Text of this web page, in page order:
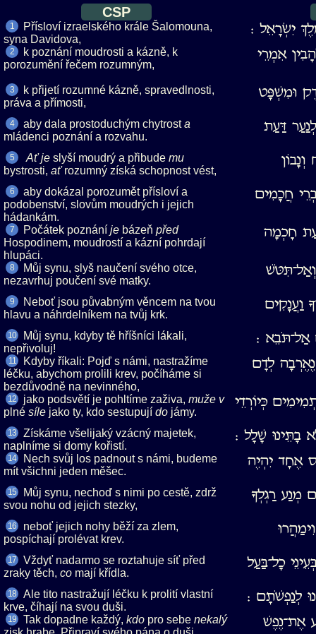
CSP
1
Přísloví izraelského krále Šalomouna,
syna Davidova,
יִשְׂרָאֵל ׃
2
k poznání moudrosti a kázně, k
porozumění řečem rozumným,
אִמְרֵי
3
k přijetí rozumné kázně, spravedlnosti,
práva a přímosti,
וּמִשְׁפָּט
4
aby dala prostoduchým chytrost
mládenci poznání a rozvahu.
דַּעַת
5
slyší moudrý a přibude
bystrosti,
rozumný získá schopnost vést,
6
aby dokázal porozumět přísloví a
podobenství, slovům moudrých i jejich
hádankám.
חֲכָמִים
7 Počátek poznání
bázeň
Hospodinem, moudrostí a kázní pohrdají
hlupáci.
חָכְמָה
8
Můj synu, slyš naučení svého otce,
nezavrhuj poučení své matky.
9
Neboť jsou půvabným věncem na tvou
hlavu a náhrdelníkem na tvůj krk.
וַעֲנָקִים
10
Můj synu, kdyby tě hříšníci lákali,
nepřivoluj!
אַל־תֹּבֵא ׃
11
Kdyby říkali: Pojď s námi, nastražíme
léčku, abychom prolili krev, počíháme si
bezdůvodně na nevinného,
לְדָם
12
jako podsvětí je pohltíme zaživa,
plné
jako ty, kdo sestupují jámy.
כְּיוֹרְדֵי
13
Získáme všelijaký vzácný majetek,
naplníme si domy kořistí.
בָתֵּינוּ שָׁלָל ׃
14
Nech svůj los padnout s námi, budeme
mít všichni jeden měšec.
אֶחָד יִהְיֶה
15
Můj synu, nechoď s nimi po cestě, zdrž
svou nohu od jejich stezky,
מְנַע רַגְלְךָ
16
neboť jejich nohy běží za zlem,
pospíchají prolévat krev.
17
Vždyť nadarmo se roztahuje síť před
zraky těch,
mají křídla.
כָל־בַּעַל
18
Ale tito nastražují léčku k prolití vlastní
krve, číhají na svou duši.
לְנַפְשֹׁתָם ׃
19 Tak dopadne každý,
pro sebe
אֶת־נֶפֶשׁ